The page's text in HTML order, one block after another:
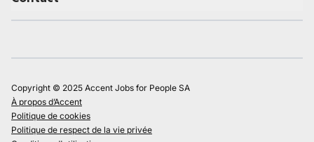
Copyright © 2025 Accent Jobs for People SA
À propos d’Accent
Politique de cookies
Politique de respect de la vie privée